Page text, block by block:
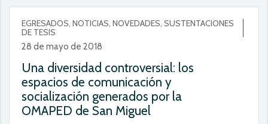
EGRESADOS, NOTICIAS, NOVEDADES, SUSTENTACIONES
DE TESIS
28 de mayo de 2018
Una diversidad controversial: los
espacios de comunicación y
socialización generados por la
OMAPED de San Miguel